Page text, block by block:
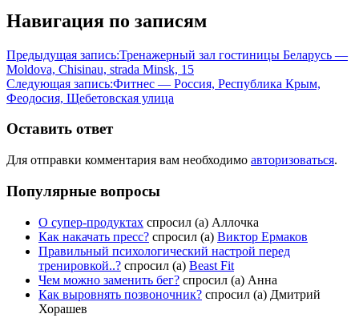
Навигация по записям
Предыдущая запись:Тренажерный зал гостиницы Беларусь —
Moldova, Chisinau, strada Minsk, 15
Следующая запись:Фитнес — Россия, Республика Крым,
Феодосия, Щебетовская улица
Оставить ответ
Для отправки комментария вам необходимо авторизоваться.
Популярные вопросы
О супер-продуктах спросил (а) Аллочка
Как накачать пресс? спросил (а) Виктор Ермаков
Правильный психологический настрой перед
тренировкой..? спросил (а) Beast Fit
Чем можно заменить бег? спросил (а) Анна
Как выровнять позвоночник? спросил (а) Дмитрий
Хорашев